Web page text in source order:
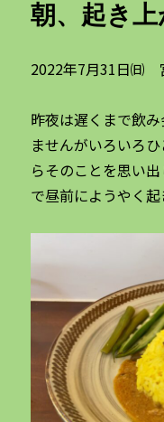
朝、起き
2022年7月31日
昨夜は遅くまで飲
ませんがいろいろ
らそのことを思い出
で昼前にようやく起